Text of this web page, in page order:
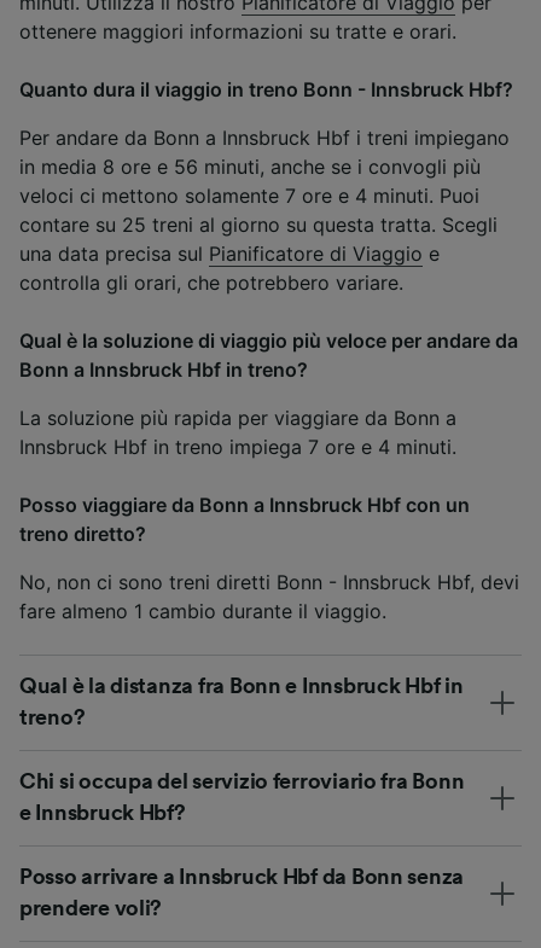
ottenere maggiori informazioni su tratte e orari.
Quanto dura il viaggio in treno Bonn - Innsbruck Hbf?
Per andare da Bonn a Innsbruck Hbf i treni impiegano
in media 8 ore e 56 minuti, anche se i convogli più
veloci ci mettono solamente 7 ore e 4 minuti. Puoi
contare su 25 treni al giorno su questa tratta. Scegli
una data precisa sul Pianificatore di Viaggio e
controlla gli orari, che potrebbero variare.
Qual è la soluzione di viaggio più veloce per andare da
Bonn a Innsbruck Hbf in treno?
La soluzione più rapida per viaggiare da Bonn a
Innsbruck Hbf in treno impiega 7 ore e 4 minuti.
Posso viaggiare da Bonn a Innsbruck Hbf con un
treno diretto?
No, non ci sono treni diretti Bonn - Innsbruck Hbf, devi
fare almeno 1 cambio durante il viaggio.
Qual è la distanza fra Bonn e Innsbruck Hbf in
treno?
Chi si occupa del servizio ferroviario fra Bonn
e Innsbruck Hbf?
Posso arrivare a Innsbruck Hbf da Bonn senza
prendere voli?